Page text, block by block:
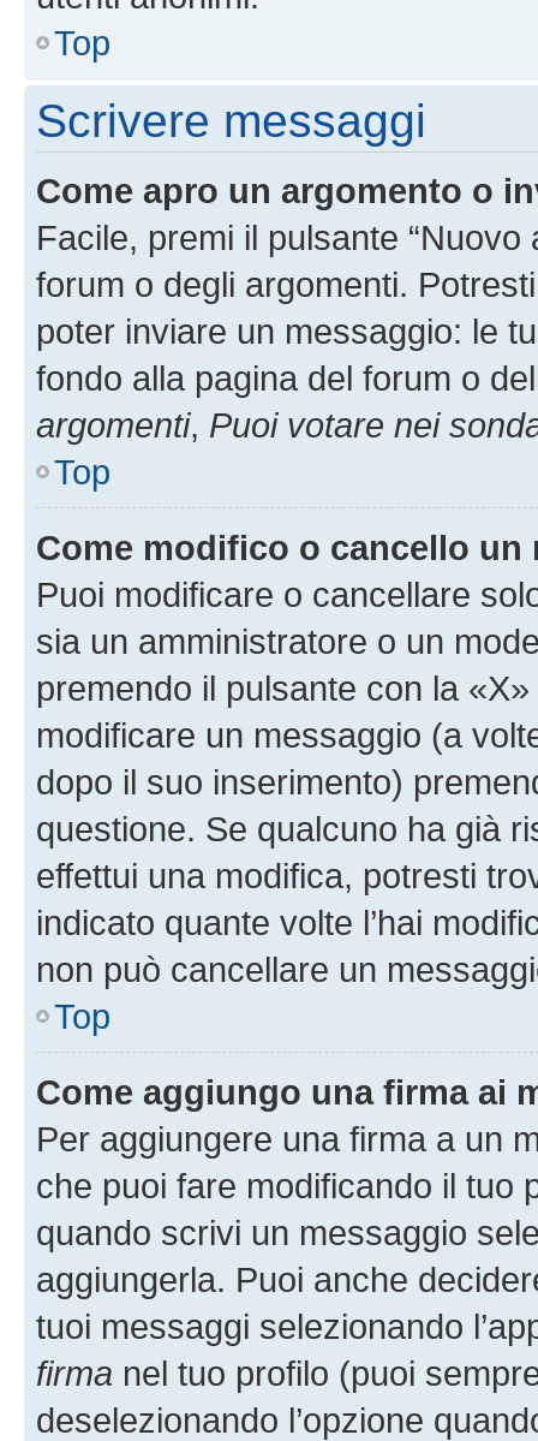
Top
Scrivere messaggi
Come apro un argomento o
Facile, premi il pulsante
forum o degli argomenti.
poter inviare un messaggio: le
fondo alla pagina del forum o
argomenti, Puoi votare nei
Top
Come modifico o cancello un
Puoi modificare o cancellare
sia un amministratore o un
premendo il pulsante con la
modificare un messaggio (a
dopo il suo inserimento)
questione. Se qualcuno ha già
effettui una modifica, potresti
indicato quante volte l’hai
non può cancellare un
Top
Come aggiungo una firma ai
Per aggiungere una firma a un
che puoi fare modificando il tuo
quando scrivi un messaggio
aggiungerla. Puoi anche
tuoi messaggi selezionando
firma nel tuo profilo (puoi
deselezionando l’opzione